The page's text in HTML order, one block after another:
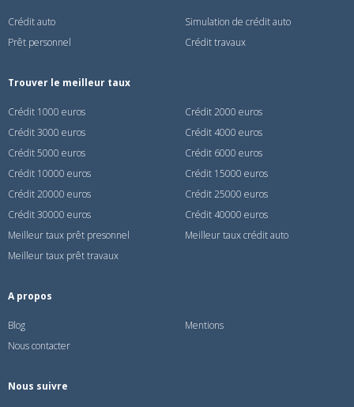
Crédit auto
Simulation de crédit auto
Prêt personnel
Crédit travaux
Trouver le meilleur taux
Crédit 1000 euros
Crédit 2000 euros
Crédit 3000 euros
Crédit 4000 euros
Crédit 5000 euros
Crédit 6000 euros
Crédit 10000 euros
Crédit 15000 euros
Crédit 20000 euros
Crédit 25000 euros
Crédit 30000 euros
Crédit 40000 euros
Meilleur taux prêt presonnel
Meilleur taux crédit auto
Meilleur taux prêt travaux
A propos
Blog
Mentions
Nous contacter
Nous suivre